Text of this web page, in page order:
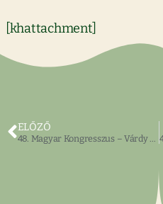
[khattachment]
ELŐZŐ
48. Magyar Kongresszus – Várdy Béla